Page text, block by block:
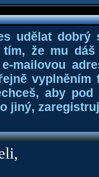
udělat dobrý
že mu
mailovou
aby
jiný,